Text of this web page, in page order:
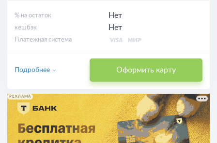
% на остаток Нет
кешбэк Нет
Платежная система
Оформить карту
Подробнее
РЕКЛАМА